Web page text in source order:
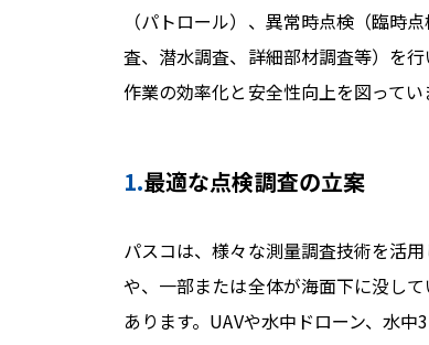
（パトロール）、異常時点検（臨時
査、潜水調査、詳細部材調査等）を
作業の効率化と安全性向上を図ってい
1.最適な点検調査の立案
パスコは、様々な測量調査技術を活
や、一部または全体が海面下に没し
あります。UAVや水中ドローン、水